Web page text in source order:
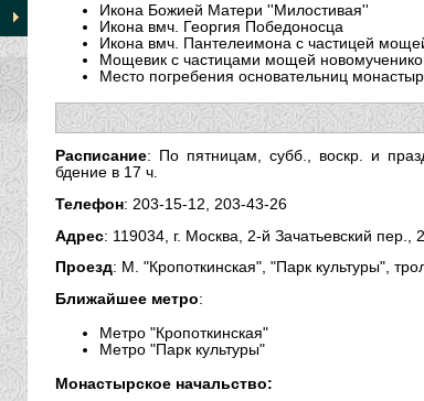
Икона Божией Матери ''Милостивая''
Икона вмч. Георгия Победоносца
Икона вмч. Пантелеимона с частицей
Мощевик с частицами мощей
Место погребения основательниц
Расписание: По пятницам, субб., воскр. и
бдение в 17 ч.
Телефон: 203-15-12, 203-43-26
Адрес: 119034, г. Москва, 2-й Зачатьевский пер., 2
Проезд: М. "Кропоткинская", "Парк культуры",
Ближайшее метро:
Метро "Кропоткинская"
Метро "Парк культуры"
Монастырское начальство: